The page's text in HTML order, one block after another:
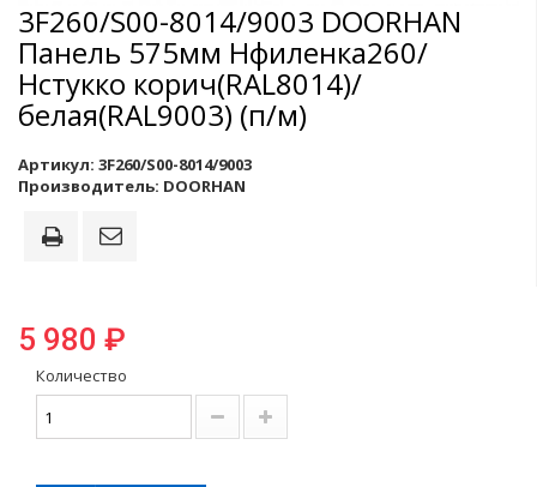
3F260/S00-8014/9003 DOORHAN
Панель 575мм Нфиленка260/
Нстукко корич(RAL8014)/
белая(RAL9003) (п/м)
Артикул: 3F260/S00-8014/9003
Производитель: DOORHAN
5 980 ₽
Количество